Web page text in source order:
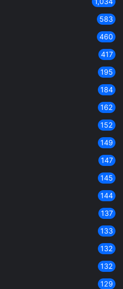
583
460
417
195
184
162
152
149
147
145
144
137
133
132
132
129